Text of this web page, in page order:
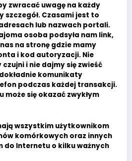
zwracać uwagę na każdy
szczegół. Czasami jest to
lub nazwach portali.
osoba podsyła nam link,
na stronę gdzie mamy
i kod autoryzacji. Nie
i nie dajmy się zwieść
komunikaty
podczas każdej transakcji.
się okazać zwykłym
wszystkim użytkownikom
komórkowych oraz innych
do Internetu o kilku ważnych